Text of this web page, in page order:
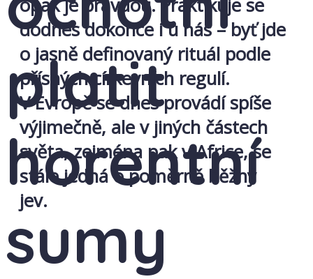
platit
horentní
sumy
opak je pravdou. Praktikuje se
dodnes dokonce i u nás – byť jde
o jasně definovaný rituál podle
přísných církevních regulí.
V Evropě se dnes provádí spíše
výjimečně, ale v jiných částech
světa, zejména pak v Africe, se
stále jedná o poměrně běžný
jev.